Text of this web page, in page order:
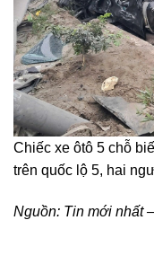
Chiếc xe ôtô 5 chỗ
trên quốc lộ 5, hai
Nguồn: Tin mới nhất